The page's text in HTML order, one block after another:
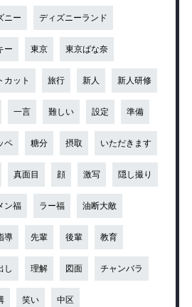
ニー ディズニーランド
ー 東京 東京ばな奈
カット 旅行 新人 新人研修
一言 難しい 設定 準備
ペ 糖分 摂取 いただきます
真面目 顔 激写 隠し撮り
ン福 ラー福 油断大敵
導 先輩 後輩 教育
し 理解 図面 チャンバラ
笑い 中区